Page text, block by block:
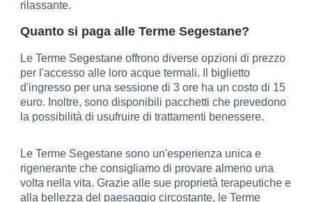
rilassante.
Quanto si paga alle Terme Segestane?
Le Terme Segestane offrono diverse opzioni di prezzo
per l'accesso alle loro acque termali. Il biglietto
d'ingresso per una sessione di 3 ore ha un costo di 15
euro. Inoltre, sono disponibili pacchetti che prevedono
la possibilità di usufruire di trattamenti benessere.
Le Terme Segestane sono un'esperienza unica e
rigenerante che consigliamo di provare almeno una
volta nella vita. Grazie alle sue proprietà terapeutiche e
alla bellezza del paesaggio circostante, le Terme